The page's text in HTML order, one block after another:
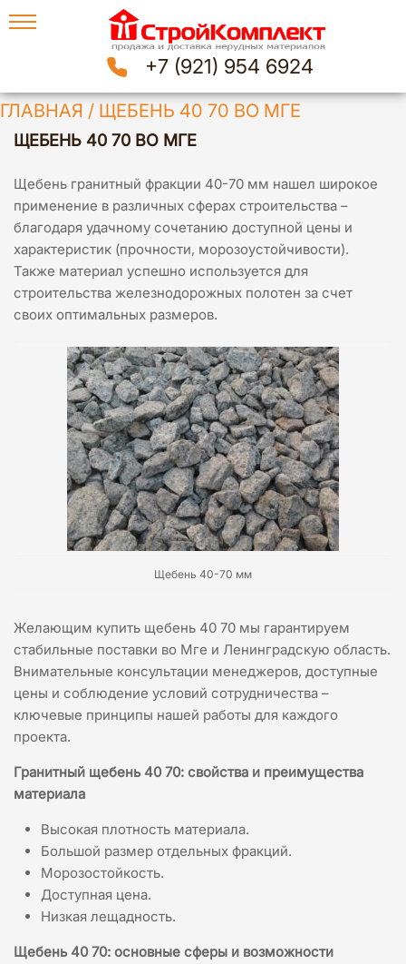
+7 (921) 954 6924
ГЛАВНАЯ / ЩЕБЕНЬ 40 70 ВО МГЕ
ЩЕБЕНЬ 40 70 ВО МГЕ
Щебень гранитный фракции 40-70 мм нашел широкое
применение в различных сферах строительства –
благодаря удачному сочетанию доступной цены и
характеристик (прочности, морозоустойчивости).
Также материал успешно используется для
строительства железнодорожных полотен за счет
своих оптимальных размеров.
Щебень 40-70 мм
Желающим купить щебень 40 70 мы гарантируем
стабильные поставки во Мге и Ленинградскую область.
Внимательные консультации менеджеров, доступные
цены и соблюдение условий сотрудничества –
ключевые принципы нашей работы для каждого
проекта.
Гранитный щебень 40 70: свойства и преимущества
материала
Высокая плотность материала.
Большой размер отдельных фракций.
Морозостойкость.
Доступная цена.
Низкая лещадность.
Щебень 40 70: основные сферы и возможности